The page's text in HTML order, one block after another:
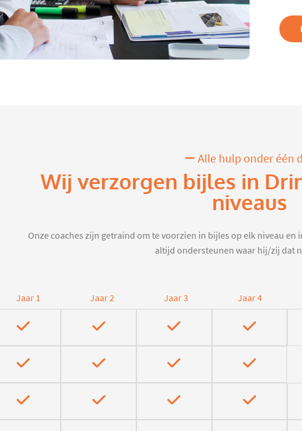
Alle hulp onder één
Wij verzorgen bijles in
niveaus
Onze coaches zijn getraind om te voorzien in bijles op elk niveau
altijd ondersteunen waar hij/zij dat
Jaar 1 Jaar 2 Jaar 3 Jaar 4